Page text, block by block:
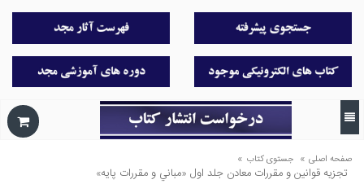
صفحه اصلی » جستوی کتاب »
تجزيه قوانين و مقررات معادن جلد اول «مباني و مقررات پايه»